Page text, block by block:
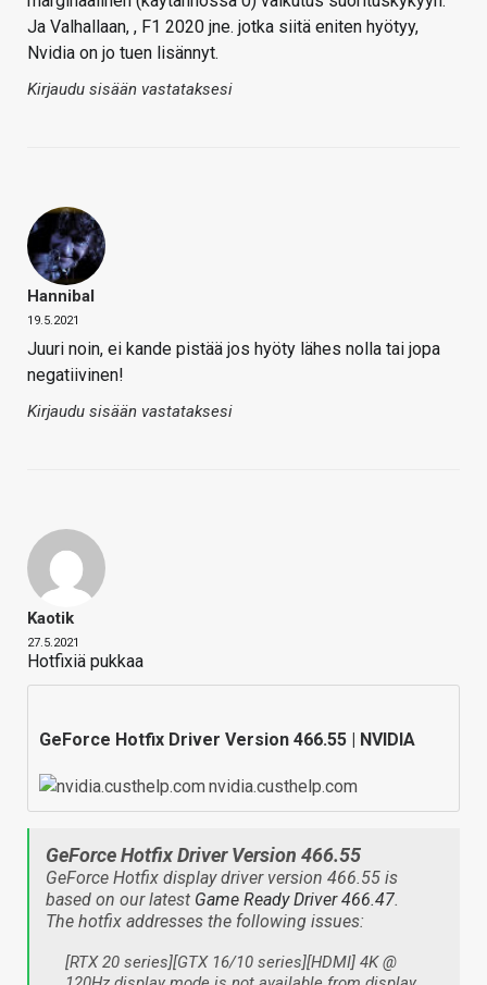
Ja Valhallaan, , F1 2020 jne. jotka siitä eniten hyötyy,
Nvidia on jo tuen lisännyt.
Kirjaudu sisään vastataksesi
Hannibal
19.5.2021
Juuri noin, ei kande pistää jos hyöty lähes nolla tai jopa
negatiivinen!
Kirjaudu sisään vastataksesi
Kaotik
27.5.2021
Hotfixiä pukkaa
GeForce Hotfix Driver Version 466.55 | NVIDIA
nvidia.custhelp.com
GeForce Hotfix Driver Version 466.55
GeForce Hotfix display driver version 466.55 is
based on our latest Game Ready Driver 466.47.
The hotfix addresses the following issues:
[RTX 20 series][GTX 16/10 series][HDMI] 4K @